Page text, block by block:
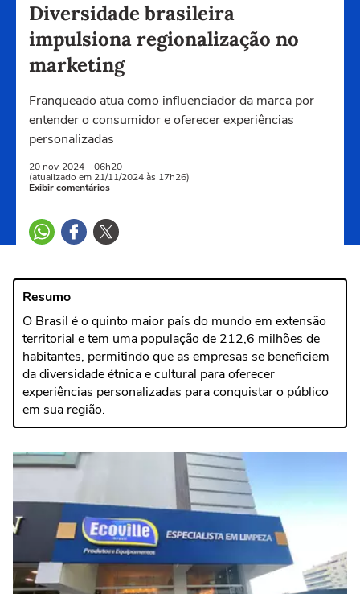
Diversidade brasileira
impulsiona regionalização no
marketing
Franqueado atua como influenciador da marca por
entender o consumidor e oferecer experiências
personalizadas
20 nov 2024 - 06h20
(atualizado em 21/11/2024 às 17h26)
Exibir comentários
Resumo
O Brasil é o quinto maior país do mundo em extensão
territorial e tem uma população de 212,6 milhões de
habitantes, permitindo que as empresas se beneficiem
da diversidade étnica e cultural para oferecer
experiências personalizadas para conquistar o público
em sua região.